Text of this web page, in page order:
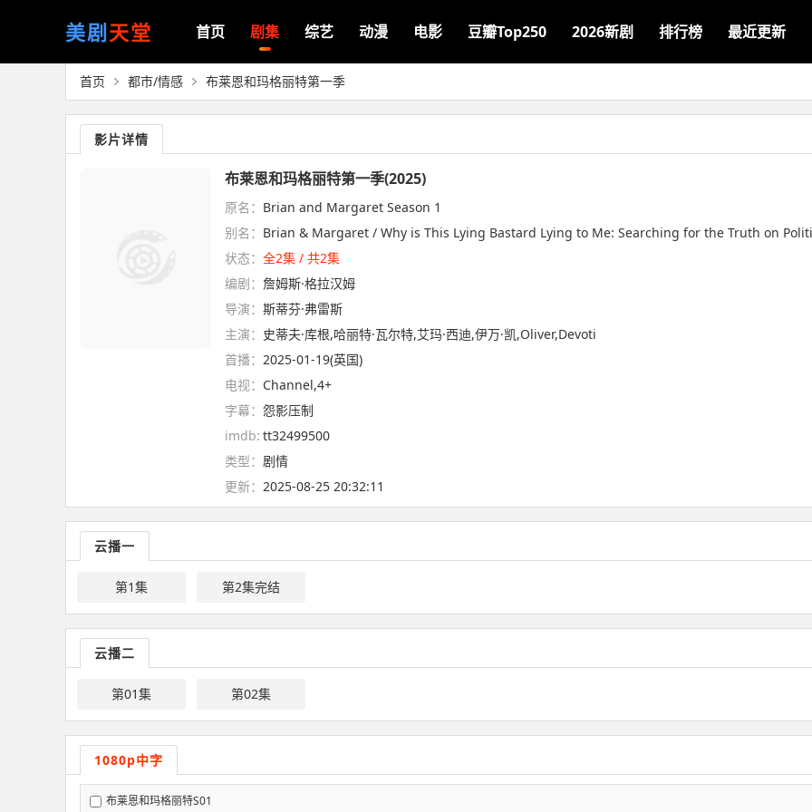
美剧天堂 首页 剧集 综艺 动漫 电影 豆瓣Top250 2026新剧 排行榜 最近更新
首页 都市/情感 布莱恩和玛格丽特第一季
影片详情
布莱恩和玛格丽特第一季(2025)
原名： Brian and Margaret Season 1
别名： Brian & Margaret / Why is This Lying Bastard Lying to Me: Searching for the Truth on
状态： 全2集 / 共2集
编剧： 詹姆斯·格拉汉姆
导演： 斯蒂芬·弗雷斯
主演： 史蒂夫·库根,哈丽特·瓦尔特,艾玛·西迪,伊万·凯,Oliver,Devoti
首播： 2025-01-19(英国)
电视： Channel,4+
字幕： 怨影压制
imdb: tt32499500
类型： 剧情
更新： 2025-08-25 20:32:11
云播一
第1集 第2集完结
云播二
第01集 第02集
1080p中字
布莱恩和玛格丽特S01